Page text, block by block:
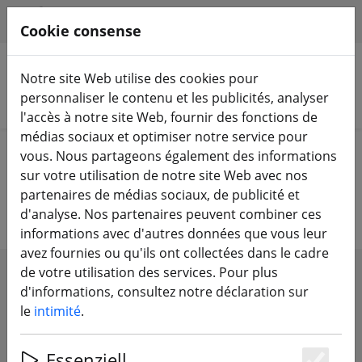
Rechercher des produits
Home Batteries Batteries pour lunettes vidéo
Batteries pour lunettes vidéo
SHOW FILTERS
Cookie consense
Notre site Web utilise des cookies pour
personnaliser le contenu et les publicités, analyser
l'accès à notre site Web, fournir des fonctions de
médias sociaux et optimiser notre service pour
vous. Nous partageons également des informations
sur votre utilisation de notre site Web avec nos
partenaires de médias sociaux, de publicité et
d'analyse. Nos partenaires peuvent combiner ces
informations avec d'autres données que vous leur
avez fournies ou qu'ils ont collectées dans le cadre
de votre utilisation des services. Pour plus
d'informations, consultez notre déclaration sur
le intimité.